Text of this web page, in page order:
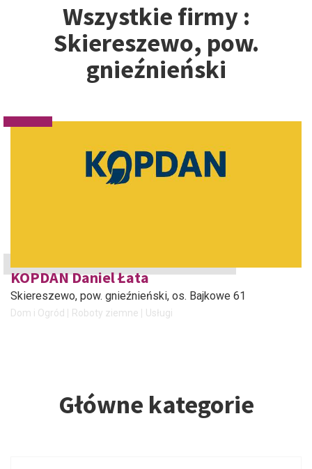
Wszystkie firmy :
Skiereszewo, pow.
gnieźnieński
KOPDAN Daniel Łata
Skiereszewo, pow. gnieźnieński, os. Bajkowe 61
Dom i Ogród Roboty ziemne Usługi
Główne kategorie